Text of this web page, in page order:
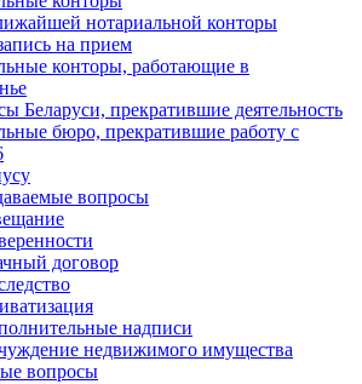
нотариальной конторы
на прием
конторы, работающие в
Беларуси, прекратившие деятельность
бюро, прекратившие работу с
вопросы
договор
надписи
недвижимого имущества
вопросы